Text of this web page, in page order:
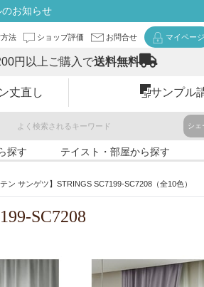
お知らせ
法 ショップ評価 お問合せ マイページ
円以上ご購入で送料無料
丈直し サンプル
よく検索されるキーワード シェ
探す テイスト・部屋から探す
ン サンゲツ】STRINGS SC7199-SC7208（全10色）
SC7208